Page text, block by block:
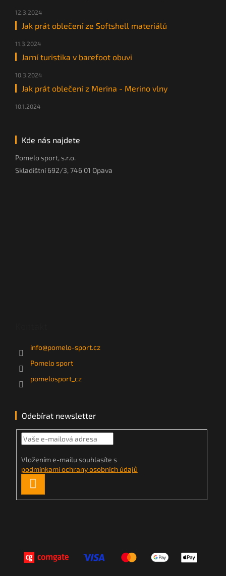
12.3.2024
Jak prát oblečení ze Softshell materiálů
11.3.2024
Jarní turistika v barefoot obuvi
10.3.2024
Jak prát oblečení z Merina - Merino vlny
10.1.2024
Kde nás najdete
Pomelo sport, s.r.o.
Skladištní 692/3, 746 01 Opava
info@pomelo-sport.cz
Pomelo sport
pomelosport_cz
Odebírat newsletter
Vložením e-mailu souhlasíte s
podmínkami ochrany osobních údajů
SE